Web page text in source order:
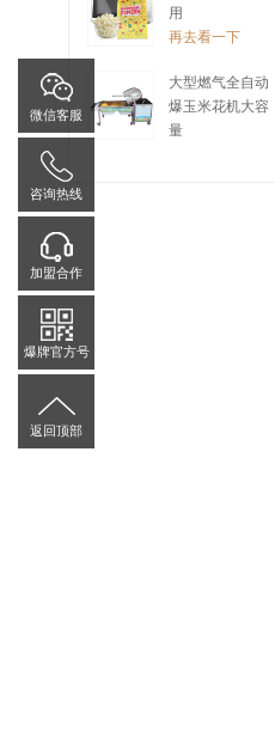
用
再去看一下
大型燃气全自动
爆玉米花机大容
量
微信客服
咨询热线
加盟合作
爆牌官方号
返回顶部